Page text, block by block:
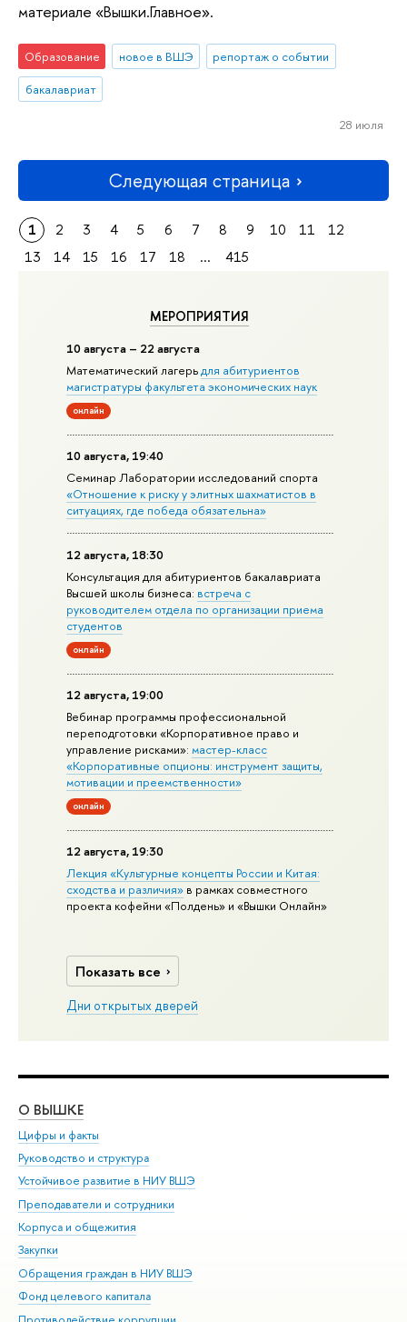
МЕРОПРИЯТИЯ
10 августа – 22 августа
Математический лагерьдля абитуриентов
магистратуры факультета экономических наук
онлайн
10 августа, 19:40
Семинар Лаборатории исследований спорта
«Отношение к риску у элитных шахматистов в
ситуациях, где победа обязательна»
12 августа, 18:30
Консультация для абитуриентов бакалавриата
Высшей школы бизнеса: встреча с
руководителем отдела по организации приема
студентов
онлайн
12 августа, 19:00
Вебинар программы профессиональной
переподготовки «Корпоративное право и
управление рисками»:мастер-класс
«Корпоративные опционы: инструмент защиты,
мотивации и преемственности»
онлайн
12 августа, 19:30
Лекция «Культурные концепты России и Китая:
сходства и различия» в рамках совместного
проекта кофейни «Полдень» и «Вышки Онлайн»
Показать все
Дни открытых дверей
материале «Вышки.Главное».
Образование новое в ВШЭ
репортаж о событии
бакалавриат
28 июля
Следующая страница
1 2 3 4 5 6 7 8 9 10 11
12
13
14 15 16 17 18 ... 415
О ВЫШКЕ
Цифры и факты
Руководство и структура
Устойчивое развитие в НИУ ВШЭ
Преподаватели и сотрудники
Корпуса и общежития
Закупки
Обращения граждан в НИУ ВШЭ
Фонд целевого капитала